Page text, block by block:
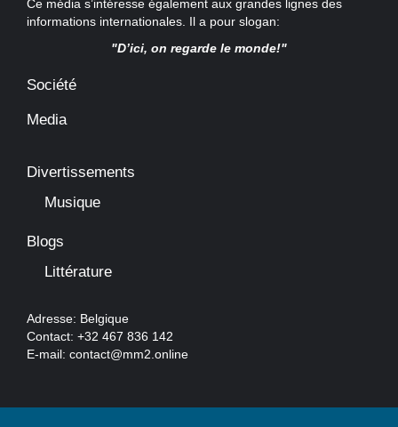
Ce média s’intéresse également aux grandes lignes des
informations internationales. Il a pour slogan:
"D’ici, on regarde le monde!"
Société
Media
Divertissements
Musique
Blogs
Littérature
Adresse: Belgique
Contact: +32 467 836 142
E-mail: contact@mm2.online